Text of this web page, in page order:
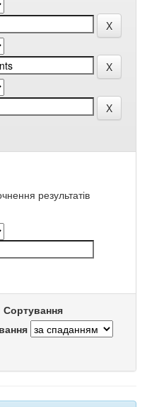
результатів
Сортування